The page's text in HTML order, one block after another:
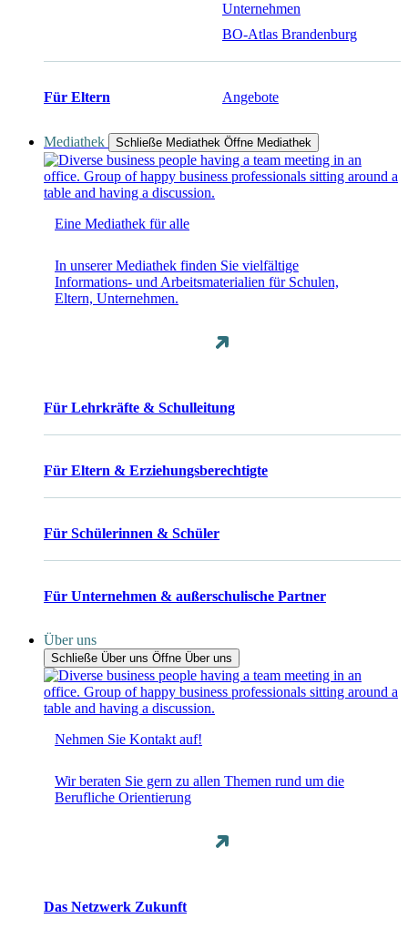
Unternehmen
BO-Atlas Brandenburg
Für Eltern Angebote
Mediathek Schließe Mediathek Öffne Mediathek
Eine Mediathek für alle
In unserer Mediathek finden Sie vielfältige
Informations- und Arbeitsmaterialien für Schulen,
Eltern, Unternehmen.
Für Lehrkräfte & Schulleitung
Für Eltern & Erziehungsberechtigte
Für Schülerinnen & Schüler
Für Unternehmen & außerschulische Partner
Über uns
Schließe Über uns Öffne Über uns
Nehmen Sie Kontakt auf!
Wir beraten Sie gern zu allen Themen rund um die
Berufliche Orientierung
Das Netzwerk Zukunft